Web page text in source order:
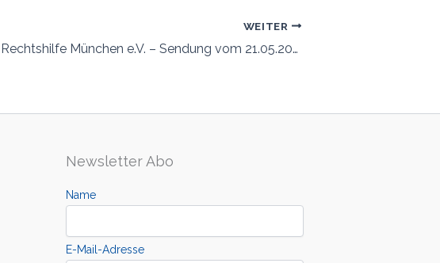
WEITER
Rechtshilfe München e.V. – Sendung vom 21.05.2024
Newsletter Abo
Name
E-Mail-Adresse